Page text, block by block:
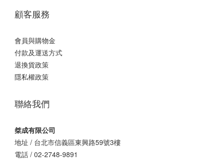
顧客服務
會員與購物金
付款及運送方式
退換貨政策
隱私權政策
聯絡我們
桀成有限公司
地址 / 台北市信義區東興路59號3樓
電話 / 02-2748-9891